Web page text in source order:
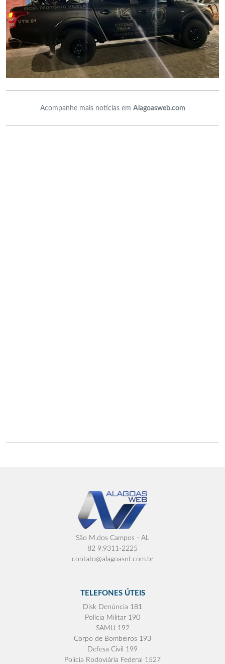
Acompanhe mais notícias em Alagoasweb.com
São M.dos Campos - AL
82 9.9311-2225
contato@alagoasnt.com.br
TELEFONES ÚTEIS
Disk Denúncia 181
Polícia Militar 190
SAMU 192
Corpo de Bombeiros 193
Defesa Civil 199
Polícia Rodoviária Federal 1527